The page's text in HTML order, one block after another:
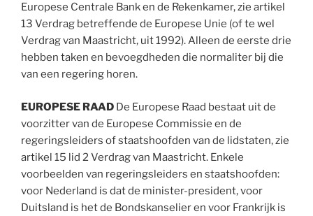
Europese Centrale Bank en de Rekenkamer, zie artikel
13 Verdrag betreffende de Europese Unie (of te wel
Verdrag van Maastricht, uit 1992). Alleen de eerste drie
hebben taken en bevoegdheden die normaliter bij die
van een regering horen.
EUROPESE RAAD De Europese Raad bestaat uit de
voorzitter van de Europese Commissie en de
regeringsleiders of staatshoofden van de lidstaten, zie
artikel 15 lid 2 Verdrag van Maastricht. Enkele
voorbeelden van regeringsleiders en staatshoofden:
voor Nederland is dat de minister-president, voor
Duitsland is het de Bondskanselier en voor Frankrijk is